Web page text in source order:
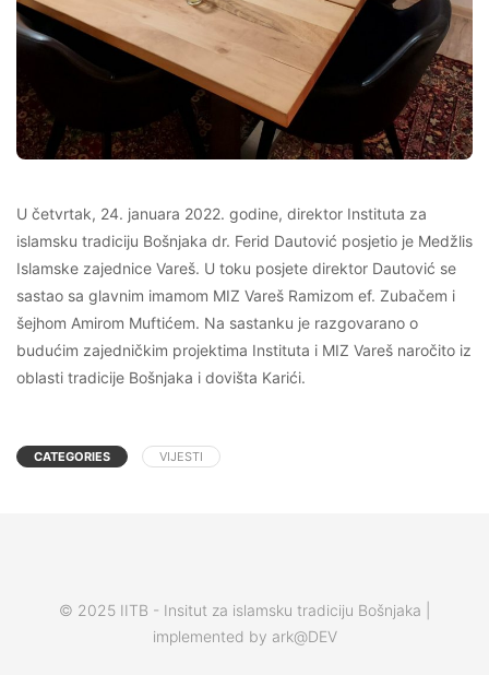
U četvrtak, 24. januara 2022. godine, direktor Instituta za
islamsku tradiciju Bošnjaka dr. Ferid Dautović posjetio je Medžlis
Islamske zajednice Vareš. U toku posjete direktor Dautović se
sastao sa glavnim imamom MIZ Vareš Ramizom ef. Zubačem i
šejhom Amirom Muftićem. Na sastanku je razgovarano o
budućim zajedničkim projektima Instituta i MIZ Vareš naročito iz
oblasti tradicije Bošnjaka i dovišta Karići.
CATEGORIES VIJESTI
© 2025 IITB - Insitut za islamsku tradiciju Bošnjaka |
implemented by ark@DEV